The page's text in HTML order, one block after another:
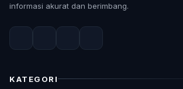
informasi akurat dan berimbang.
KATEGORI